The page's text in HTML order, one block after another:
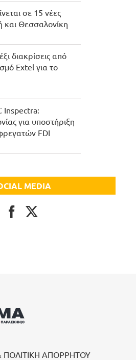
σε 15 νέες
και Θεσσαλονίκη
διακρίσεις από
Extel για το
Inspectra:
για υποστήριξη
FDI
MEDIA
ΠΟΛΙΤΙΚΗ ΑΠΟΡΡΗΤΟΥ